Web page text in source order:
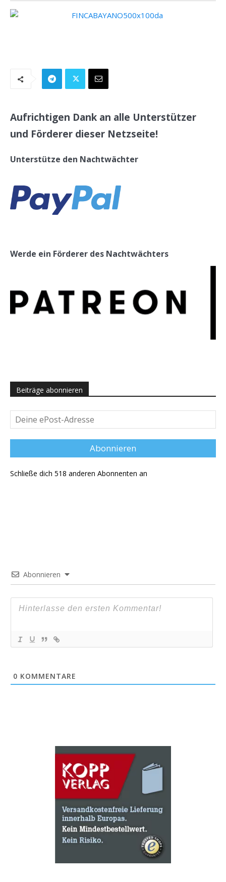
Aufrichtigen Dank an alle Unterstützer
und Förderer dieser Netzseite!
Unterstütze den Nachtwächter
Werde ein Förderer des Nachtwächters
Beiträge abonnieren
Deine
ePost-
Adresse
Abonnieren
Schließe dich 518 anderen Abonnenten an
Abonnieren
0 KOMMENTARE